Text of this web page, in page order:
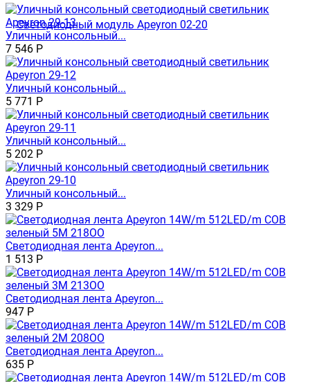
Уличный консольный...
7 546 Р
Уличный консольный...
5 771 Р
Уличный консольный...
5 202 Р
Уличный консольный...
3 329 Р
Светодиодная лента Apeyron...
1 513 Р
Светодиодная лента Apeyron...
947 Р
Светодиодная лента Apeyron...
635 Р